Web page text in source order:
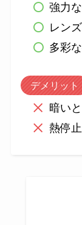
強力
レン
多彩
デメリット
暗い
熱停